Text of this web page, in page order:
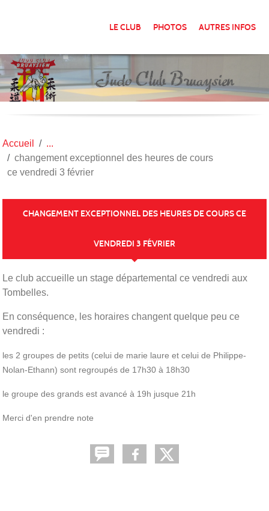
LE CLUB PHOTOS AUTRES INFOS
Accueil
changement exceptionnel des heures de cours
ce vendredi 3 février
CHANGEMENT EXCEPTIONNEL DES HEURES DE COURS CE
VENDREDI 3 FÉVRIER
Le club accueille un stage départemental ce vendredi aux
Tombelles.
En conséquence, les horaires changent quelque peu ce
vendredi :
les 2 groupes de petits (celui de marie laure et celui de Philippe-
Nolan-Ethann) sont regroupés de 17h30 à 18h30
le groupe des grands est avancé à 19h jusque 21h
Merci d'en prendre note